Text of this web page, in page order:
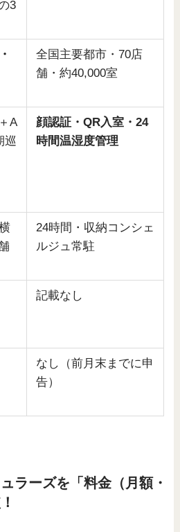
3
全国主要都市・70店
舗・約40,000室
A
巡
顔認証・QR入室・24
時間温湿度管理
24時間・収納コンシェ
ルジュ常駐
記載なし
なし（前月末までに申
告）
ラーズを「料金（月額・